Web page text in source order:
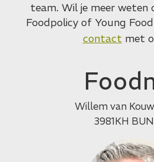
team. Wil je meer weten
Foodpolicy of Young
contact met
Willem van
3981KH